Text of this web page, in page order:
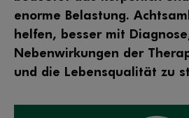
enorme Belastung.
helfen, besser mit
Nebenwirkungen der
und die Lebensqualität zu